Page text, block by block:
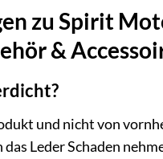
zu Spirit
&
und nicht von
Leder Schaden